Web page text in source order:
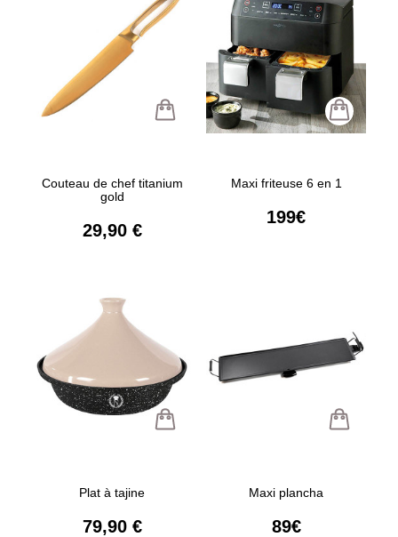
Couteau de chef titanium
gold
29,90 €
Maxi friteuse 6 en 1
199€
Plat à tajine
79,90 €
Maxi plancha
89€